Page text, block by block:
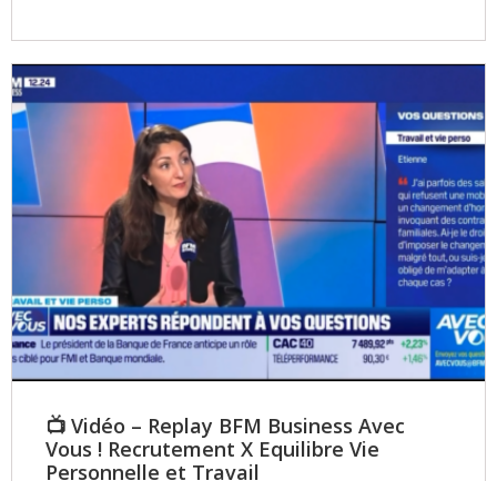
📺 Vidéo – Replay BFM Business Avec
Vous ! Recrutement X Equilibre Vie
Personnelle et Travail